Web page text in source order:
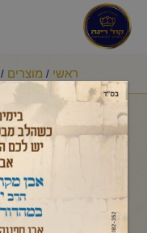
ראשי / מוצרים /